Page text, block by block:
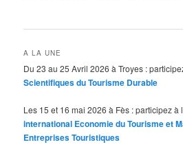
A LA UNE
Du 23 au 25 Avril 2026 à Troyes :
Scientifiques du Tourisme Durable
Les 15 et 16 mai 2026 à Fès : participez à
international Economie du Tourisme et
Entreprises Touristiques